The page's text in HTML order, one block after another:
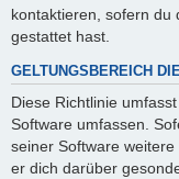
kontaktieren, sofern du
gestattet hast.
GELTUNGSBEREICH
Diese Richtlinie
Software umfassen.
seiner Software
er dich darüber